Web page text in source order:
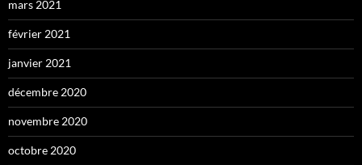
mars 2021
février 2021
janvier 2021
décembre 2020
novembre 2020
octobre 2020